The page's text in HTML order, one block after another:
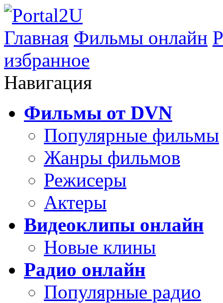
Главная Фильмы онлайн
избранное
Навигация
Фильмы от DVN
Популярные фильмы
Жанры фильмов
Режисеры
Актеры
Видеоклипы онлайн
Новые клины
Радио онлайн
Популярные радио